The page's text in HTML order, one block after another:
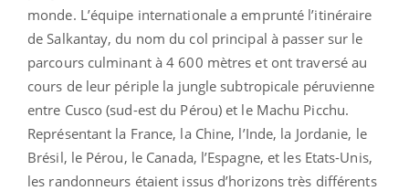
monde. L’équipe internationale a emprunté l’itinéraire
de Salkantay, du nom du col principal à passer sur le
parcours culminant à 4 600 mètres et ont traversé au
cours de leur périple la jungle subtropicale péruvienne
entre Cusco (sud-est du Pérou) et le Machu Picchu.
Représentant la France, la Chine, l’Inde, la Jordanie, le
Brésil, le Pérou, le Canada, l’Espagne, et les Etats-Unis,
les randonneurs étaient issus d’horizons très différents